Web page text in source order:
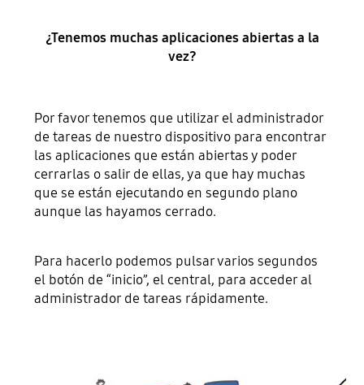
¿Tenemos muchas aplicaciones abiertas a la
vez?
Por favor tenemos que utilizar el administrador
de tareas de nuestro dispositivo para encontrar
las aplicaciones que están abiertas y poder
cerrarlas o salir de ellas, ya que hay muchas
que se están ejecutando en segundo plano
aunque las hayamos cerrado.
Para hacerlo podemos pulsar varios segundos
el botón de “inicio”, el central, para acceder al
administrador de tareas rápidamente.